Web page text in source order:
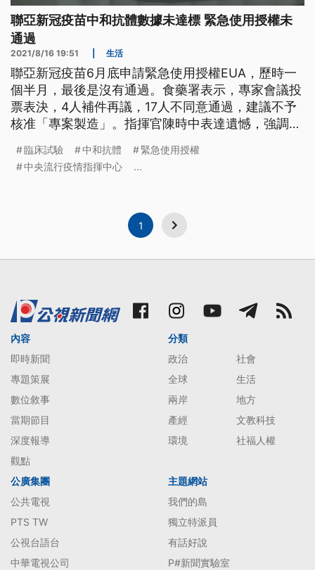
聯亞新冠疫苗中和抗體數據未達標 緊急使用授權未
通過
2021/8/16 19:51 生活
聯亞新冠疫苗6月底申請緊急使用授權EUA，歷時一
個半月，最後是沒有通過。食藥署表示，專家會議投
票表決，4人補件再議，17人不同意通過，建議不予
核准「專案製造」。指揮官陳時中表達遺憾，強調聯
示，還是沒能達到「免疫橋接」不劣性的標準。
臨床試驗 中和抗體
緊急使用授權
中央流行疫情指揮中心
...
1
內容
即時新聞
專題策展
數位敘事
當期節目
深度報導
觀點
分類
政治
社會
全球
生活
兩岸
地方
產經
文教科技
環境
社福人權
公廣集團
公共電視
PTS TW
公視台語台
中華電視公司
主題網站
我們的島
獨立特派員
有話好說
P#新聞實驗室